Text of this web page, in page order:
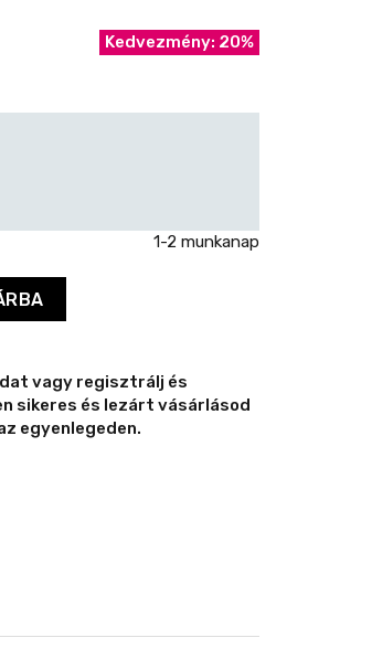
Kedvezmény: 20%
1-2 munkanap
vagy regisztrálj és
sikeres és lezárt vásárlásod
egyenlegeden.